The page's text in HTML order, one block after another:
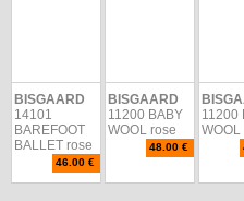
BISGAARD
14101
BAREFOOT
BALLET rose
46.00 €
BISGAARD
11200 BABY
WOOL rose
48.00 €
11200
WOOL